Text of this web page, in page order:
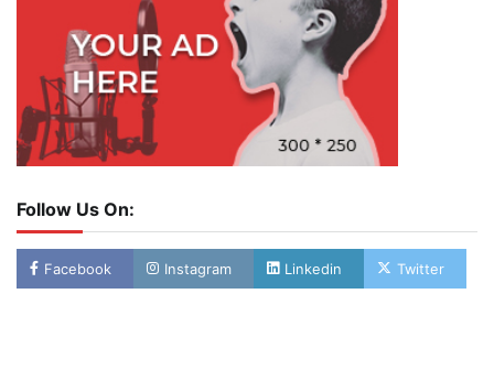
Follow Us On:
Facebook Instagram Linkedin Twitter